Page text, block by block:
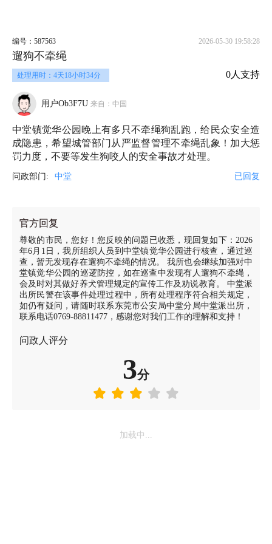
编号：587563 2026-05-30 19:58:28
遛狗不牵绳
处理用时：4天18小时34分 0人支持
用户Ob3F7U 来自：中国
中堂镇觉华公园晚上有多只不牵绳狗乱跑，给民众安全造
成隐患，希望城管部门从严监督管理不牵绳乱象！加大惩
罚力度，不要等发生狗咬人的安全事故才处理。
问政部门: 中堂 已回复
官方回复
尊敬的市民，您好！您反映的问题已收悉，现回复如下：2026
年6月1日，我所组织人员到中堂镇觉华公园进行核查，通过巡
查，暂无发现存在遛狗不牵绳的情况。 我所也会继续加强对中
堂镇觉华公园的巡逻防控，如在巡查中发现有人遛狗不牵绳，
会及时对其做好养犬管理规定的宣传工作及劝说教育。 中堂派
出所民警在该事件处理过程中，所有处理程序符合相关规定，
如仍有疑问，请随时联系东莞市公安局中堂分局中堂派出所，
联系电话0769-88811477，感谢您对我们工作的理解和支持！
问政人评分
3分
加载中...